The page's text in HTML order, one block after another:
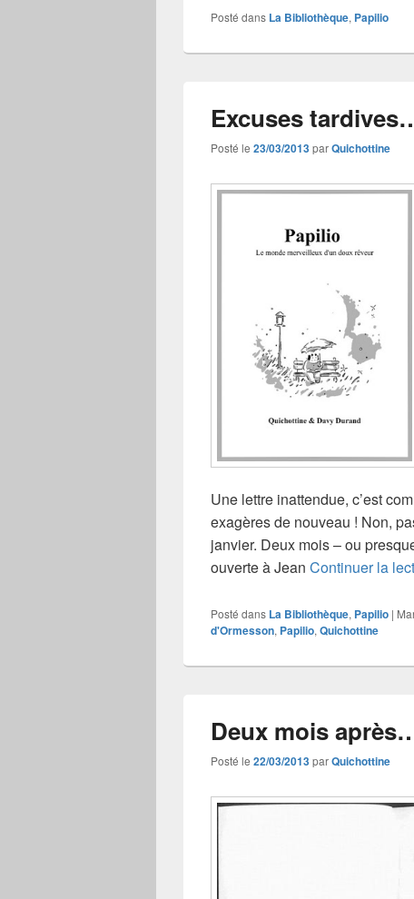
Posté dans La Bibliothèque, Papilio
Excuses
Posté le 23/03/2013parQuichottine
Une lettre inattendue, c’est
exagères de nouveau ! Non,
janvier. Deux mois – ou
ouverte à Jean Continuer la
Posté dans La Bibliothèque, Papilio |
d'Ormesson, Papilio, Quichottine
Deux mois
Posté le 22/03/2013parQuichottine